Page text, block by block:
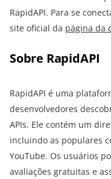
RapidAPI. Para se
site oficial da página da
Sobre RapidAPI
RapidAPI é uma
desenvolvedores
APIs. Ele contém um
incluindo as populares
YouTube. Os usuários
avaliações gratuitas e